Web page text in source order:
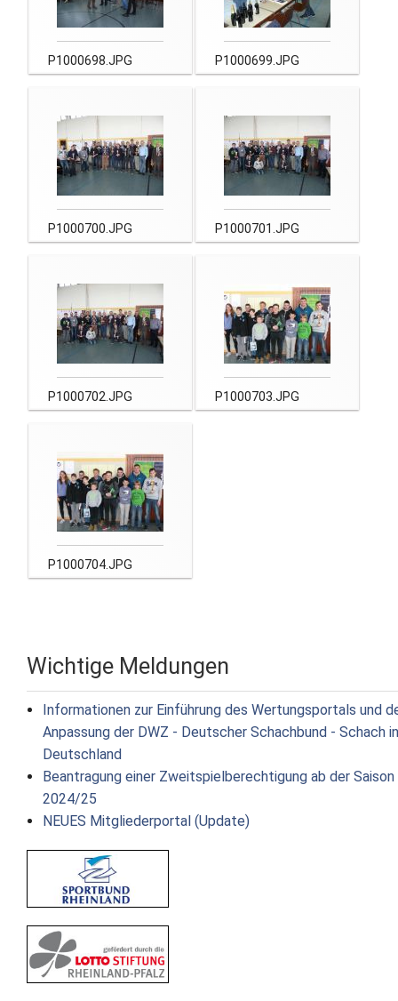
P1000698.JPG P1000699.JPG
P1000700.JPG P1000701.JPG
P1000702.JPG P1000703.JPG
P1000704.JPG
Wichtige Meldungen
Informationen zur Einführung des Wertungsportals und
Anpassung der DWZ - Deutscher Schachbund - Schach in
Deutschland
Beantragung einer Zweitspielberechtigung ab der Saison
2024/25
NEUES Mitgliederportal (Update)